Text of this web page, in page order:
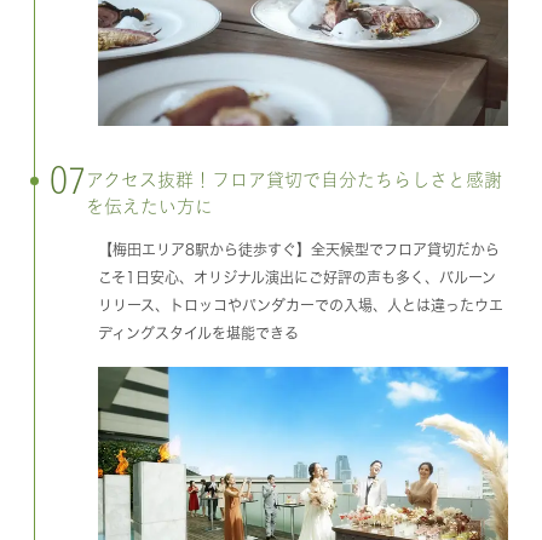
07 アクセス抜群！フロア貸切で自分たちらしさと感謝
を伝えたい方に
【梅田エリア8駅から徒歩すぐ】全天候型でフロア貸切だから
こそ1日安心、オリジナル演出にご好評の声も多く、バルーン
リリース、トロッコやパンダカーでの入場、人とは違ったウエ
ディングスタイルを堪能できる